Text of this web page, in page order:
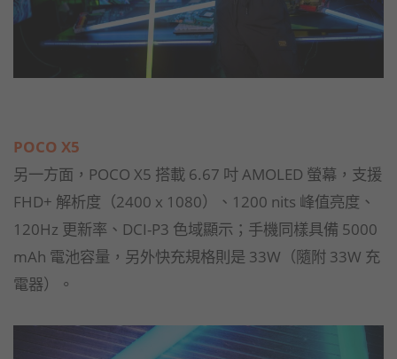
POCO X5
另一方面，POCO X5 搭載 6.67 吋 AMOLED 螢幕，支援
FHD+ 解析度（2400 x 1080）、1200 nits 峰值亮度、
120Hz 更新率、DCI-P3 色域顯示；手機同樣具備 5000
mAh 電池容量，另外快充規格則是 33W（隨附 33W 充
電器）。